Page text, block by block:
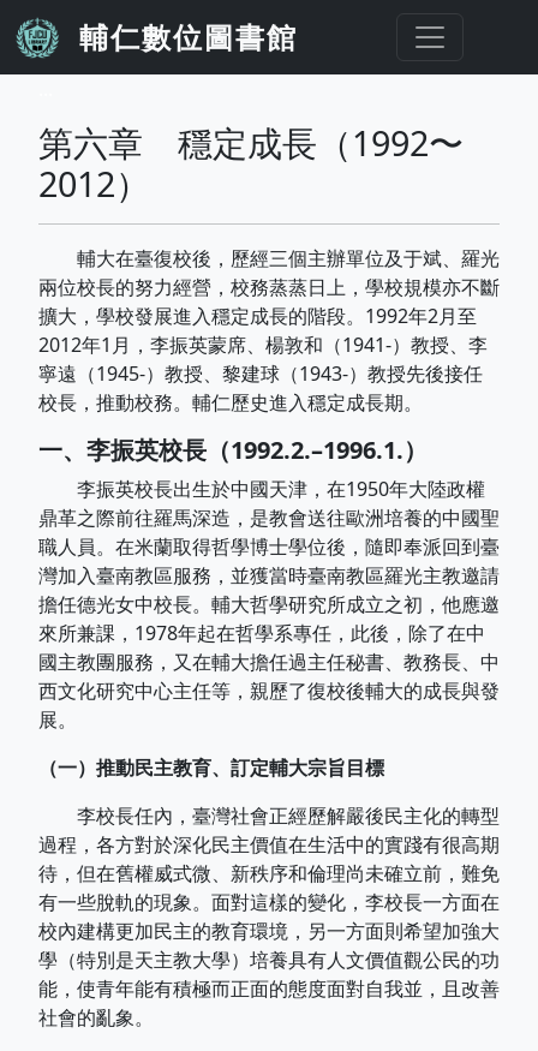
移至主內容
輔仁數位圖書館
第六章 穩定成長（1992〜
2012）
輔大在臺復校後，歷經三個主辦單位及于斌、羅光
兩位校長的努力經營，校務蒸蒸日上，學校規模亦不斷
擴大，學校發展進入穩定成長的階段。1992年2月至
2012年1月，李振英蒙席、楊敦和（1941-）教授、李
寧遠（1945-）教授、黎建球（1943-）教授先後接任
校長，推動校務。輔仁歷史進入穩定成長期。
一、李振英校長（1992.2.–1996.1.）
李振英校長出生於中國天津，在1950年大陸政權
鼎革之際前往羅馬深造，是教會送往歐洲培養的中國聖
職人員。在米蘭取得哲學博士學位後，隨即奉派回到臺
灣加入臺南教區服務，並獲當時臺南教區羅光主教邀請
擔任德光女中校長。輔大哲學研究所成立之初，他應邀
來所兼課，1978年起在哲學系專任，此後，除了在中
國主教團服務，又在輔大擔任過主任秘書、教務長、中
西文化研究中心主任等，親歷了復校後輔大的成長與發
展。
（一）推動民主教育、訂定輔大宗旨目標
李校長任內，臺灣社會正經歷解嚴後民主化的轉型
過程，各方對於深化民主價值在生活中的實踐有很高期
待，但在舊權威式微、新秩序和倫理尚未確立前，難免
有一些脫軌的現象。面對這樣的變化，李校長一方面在
校內建構更加民主的教育環境，另一方面則希望加強大
學（特別是天主教大學）培養具有人文價值觀公民的功
能，使青年能有積極而正面的態度面對自我並，且改善
社會的亂象。